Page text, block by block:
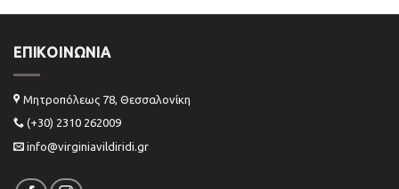
ΕΠΙΚΟΙΝΩΝΊΑ
Μητροπόλεως 78, Θεσσαλονίκη
(+30) 2310 262009
info@virginiavildiridi.gr